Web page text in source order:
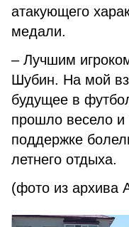
атакующего
медали.
– Лучшим
Шубин. На мой
будущее в
прошло весело
поддержке
летнего отдыха.
(фото из архива